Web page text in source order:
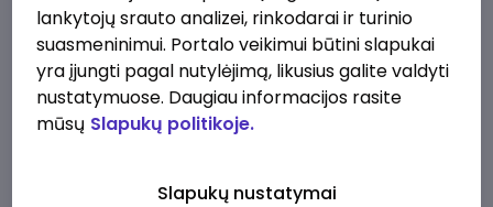
Pridėti naują
lankytojų srauto analizei, rinkodarai ir turinio
suasmeninimui. Portalo veikimui būtini slapukai
yra įjungti pagal nutylėjimą, likusius galite valdyti
nustatymuose. Daugiau informacijos rasite
mūsų Slapukų politikoje.
Slapukų nustatymai